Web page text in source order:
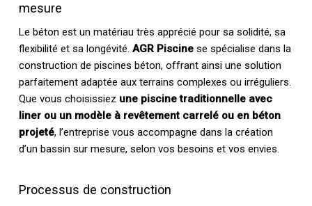
mesure
Le béton est un matériau très apprécié pour sa solidité, sa
flexibilité et sa longévité. AGR Piscinese spécialise dans la
construction de piscines béton, offrant ainsi une solution
parfaitement adaptée aux terrains complexes ou irréguliers.
Que vous choisissiez une piscine traditionnelle avec
liner ou un modèle à revêtement carrelé ou en béton
projeté, l’entreprise vous accompagne dans la création
d’un bassin sur mesure, selon vos besoins et vos envies.
Processus de construction